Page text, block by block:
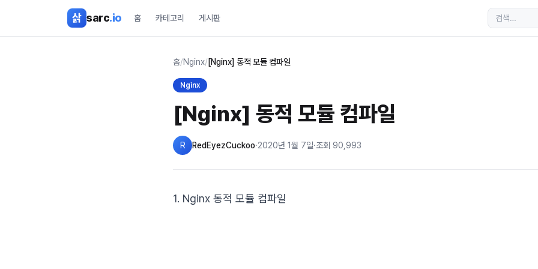
삵 sarc.io 홈 카테고리 게시판
홈/Nginx/ [Nginx] 동적 모듈 컴파일
Nginx
[Nginx] 동적 모듈 컴파일
R RedEyezCuckoo·2020년 1월 7일·조회 90,993
1. Nginx 동적 모듈 컴파일